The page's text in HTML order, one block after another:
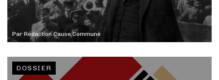
Par Rédaction Cause Commune
DOSSIER